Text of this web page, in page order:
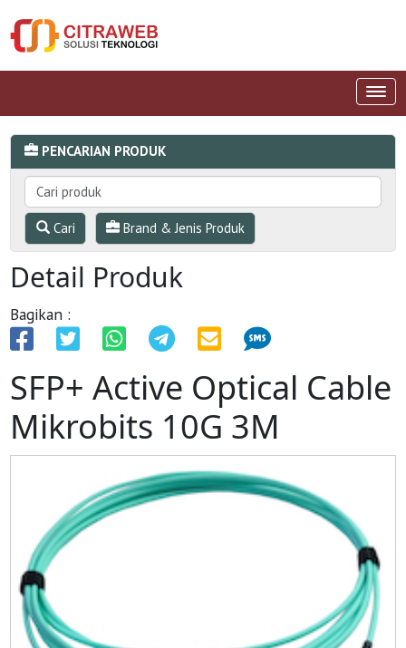
PENCARIAN PRODUK
Cari Brand & Jenis Produk
Detail Produk
Bagikan :
SFP+ Active Optical Cable
Mikrobits 10G 3M